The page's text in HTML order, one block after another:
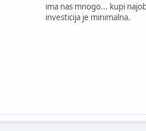
ima nas mnogo... kupi
investicija je minimalna.